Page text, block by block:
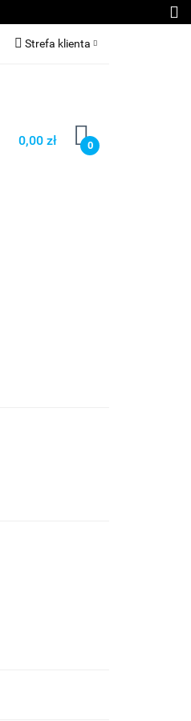
Strefa klienta
Dodaj zgłoszenie
Zgody cookies
0,00 zł 0